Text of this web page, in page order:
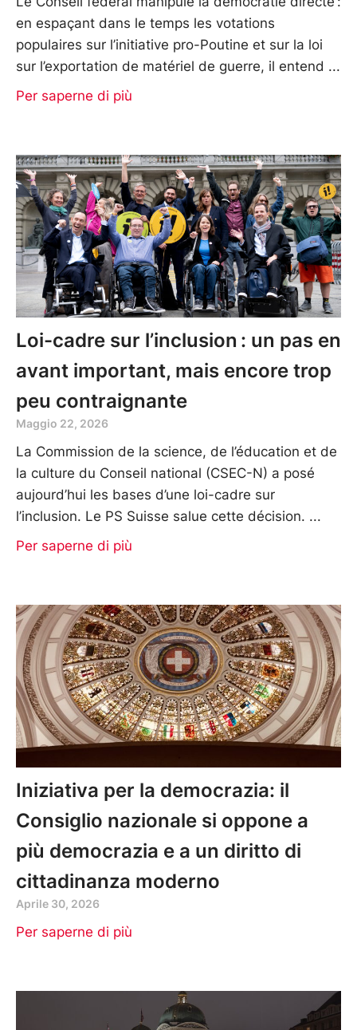
en espaçant dans le temps les votations
populaires sur l’initiative pro-Poutine et sur la loi
sur l’exportation de matériel de guerre, il entend
Per saperne di più
Loi-cadre sur l’inclusion : un pas en
avant important, mais encore trop
peu contraignante
Maggio 22, 2026
La Commission de la science, de l’éducation et de
la culture du Conseil national (CSEC-N) a posé
aujourd’hui les bases d’une loi-cadre sur
l’inclusion. Le PS Suisse salue cette décision.
Per saperne di più
Iniziativa per la democrazia: il
Consiglio nazionale si oppone a
più democrazia e a un diritto di
cittadinanza moderno
Aprile 30, 2026
Per saperne di più